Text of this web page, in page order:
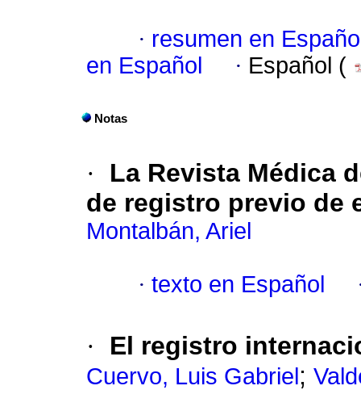
· resumen en
en Español
· Español (
Notas
·
La Revista Médica
de registro previo de
Montalbán, Ariel
· texto en Español
· El registro
Cuervo, Luis Gabriel ;